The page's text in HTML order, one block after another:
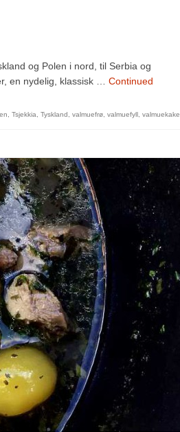
og Polen i nord, til Serbia og
en nydelig, klassisk … Continued
Tsjekkia Tyskland valmuefrø valmuefyll valmuekake